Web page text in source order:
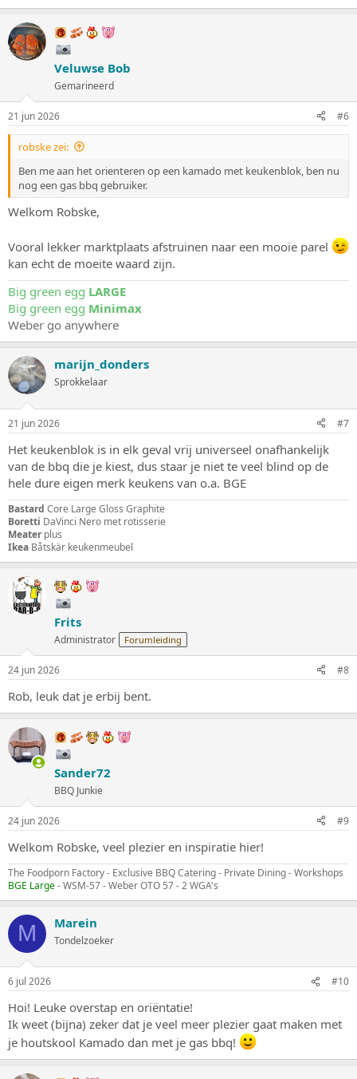
Veluwse Bob
Gemarineerd
21 jun 2026 #6
robske zei:
Ben me aan het orienteren op een kamado met keukenblok, ben nu
nog een gas bbq gebruiker.
Welkom Robske,
Vooral lekker marktplaats afstruinen naar een mooie parel
kan echt de moeite waard zijn.
Big green egg LARGE
Big green egg Minimax
Weber go anywhere
marijn_donders
Sprokkelaar
21 jun 2026 #7
Het keukenblok is in elk geval vrij universeel onafhankelijk
van de bbq die je kiest, dus staar je niet te veel blind op de
hele dure eigen merk keukens van o.a. BGE
Bastard Core Large Gloss Graphite
Boretti DaVinci Nero met rotisserie
Meater plus
Ikea Båtskär keukenmeubel
Frits
Administrator Forumleiding
24 jun 2026 #8
Rob, leuk dat je erbij bent.
Sander72
BBQ Junkie
24 jun 2026 #9
Welkom Robske, veel plezier en inspiratie hier!
The Foodporn Factory - Exclusive BBQ Catering - Private Dining - Workshops
BGE Large- WSM-57 - Weber OTO 57 - 2 WGA's
M Marein
Tondelzoeker
6 jul 2026 #10
Hoi! Leuke overstap en oriëntatie!
Ik weet (bijna) zeker dat je veel meer plezier gaat maken met
je houtskool Kamado dan met je gas bbq!